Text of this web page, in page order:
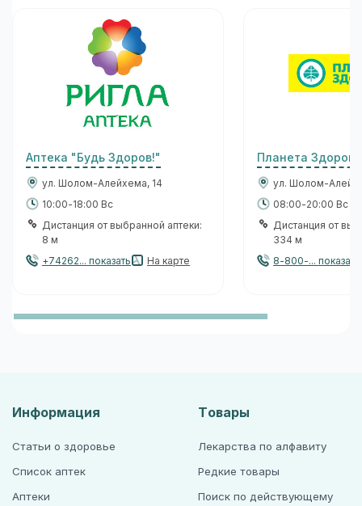
Аптека "Будь Здоров!"
ул. Шолом-Алейхема, 14
10:00-18:00 Вс
Дистанция от выбранной аптеки:
8 м
+74262... показать
На карте
Планета
ул. Шолом-
08:00-20:00 Вс
Дистанция от
334 м
8-800-... показать
Информация
Статьи о здоровье
Список аптек
Аптеки
Товары
Лекарства по алфавиту
Редкие товары
Поиск по действующему